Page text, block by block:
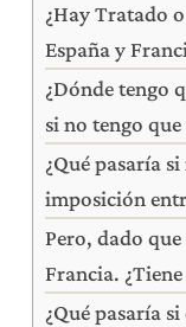
¿Hay Tratado
España y
¿Dónde tengo
si no tengo
¿Qué pasaría
imposición
Pero, dado
Francia.
¿Qué pasaría